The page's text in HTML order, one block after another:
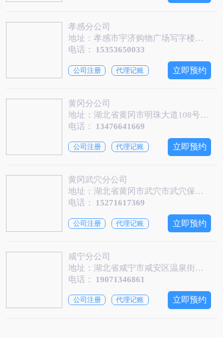
孝感分公司
地址：孝感市宇济购物广场写字楼五层A08
电话： 15353650033
公司注册 代理记账 立即预约
黄冈分公司
地址：湖北省黄冈市明珠大道108号汇金大厦2412-2414室
电话： 13476641669
公司注册 代理记账 立即预约
黄冈武穴分公司
地址：湖北省黄冈市武穴市武穴保康路35号2楼202-203
电话： 15271617369
公司注册 代理记账 立即预约
咸宁分公司
地址：湖北省咸宁市咸安区温泉街道学社区咸宁大道158号（咸宁.同惠广场）1幢1单元15层1512号
电话： 19071346861
公司注册 代理记账 立即预约